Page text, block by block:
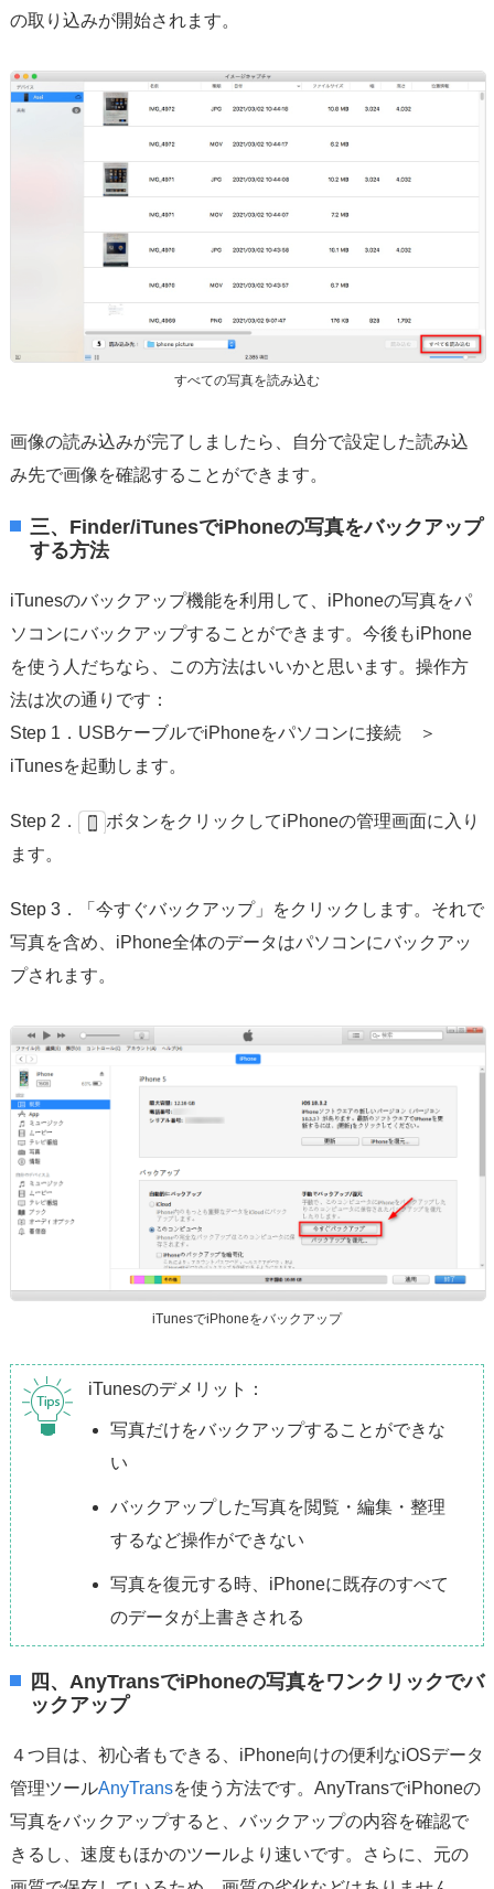
の取り込みが開始されます。
すべての写真を読み込む
画像の読み込みが完了しましたら、自分で設定した読み込
み先で画像を確認することができます。
三、Finder/iTunesでiPhoneの写真をバックアップ
する方法
iTunesのバックアップ機能を利用して、iPhoneの写真をパ
ソコンにバックアップすることができます。今後もiPhone
を使う人だちなら、この方法はいいかと思います。操作方
法は次の通りです：
Step 1．USBケーブルでiPhoneをパソコンに接続 ＞
iTunesを起動します。
Step 2．
ボタンをクリックしてiPhoneの管理画面に入り
ます。
Step 3．「今すぐバックアップ」をクリックします。それで
写真を含め、iPhone全体のデータはパソコンにバックアッ
プされます。
iTunesでiPhoneをバックアップ
iTunesのデメリット：
写真だけをバックアップすることができな
い
バックアップした写真を閲覧・編集・整理
するなど操作ができない
写真を復元する時、iPhoneに既存のすべて
のデータが上書きされる
四、AnyTransでiPhoneの写真をワンクリックでバ
ックアップ
４つ目は、初心者もできる、iPhone向けの便利なiOSデータ
管理ツールAnyTransを使う方法です。AnyTransでiPhoneの
写真をバックアップすると、バックアップの内容を確認で
きるし、速度もほかのツールより速いです。さらに、元の